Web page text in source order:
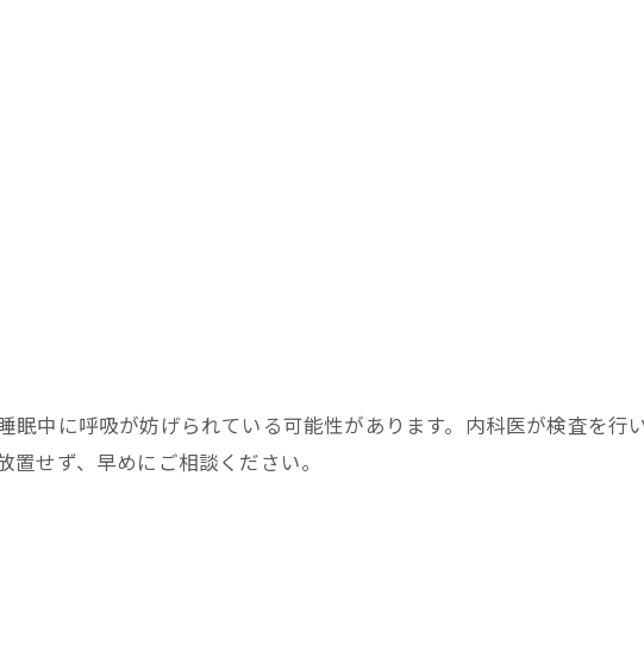
眠中に呼吸が妨げられている可能性があります。内科医が検査を行
せず、早めにご相談ください。